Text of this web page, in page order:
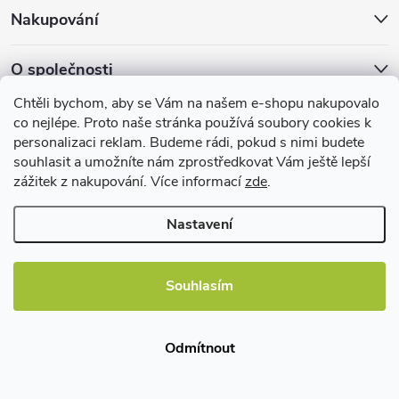
Chtěli bychom, aby se Vám na našem e-shopu nakupovalo
co nejlépe. Proto naše stránka používá soubory cookies k
personalizaci reklam. Budeme rádi, pokud s nimi budete
souhlasit a umožníte nám zprostředkovat Vám ještě lepší
zážitek z nakupování. Více informacízde.
Nastavení
Souhlasím
Odmítnout
Nakupování
O společnosti
Facebook
Užitečné informace